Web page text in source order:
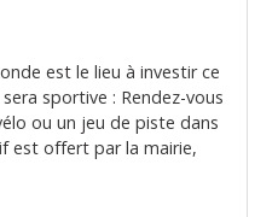
est le lieu à investir ce
sportive : Rendez-vous
ou un jeu de piste dans
est offert par la mairie,